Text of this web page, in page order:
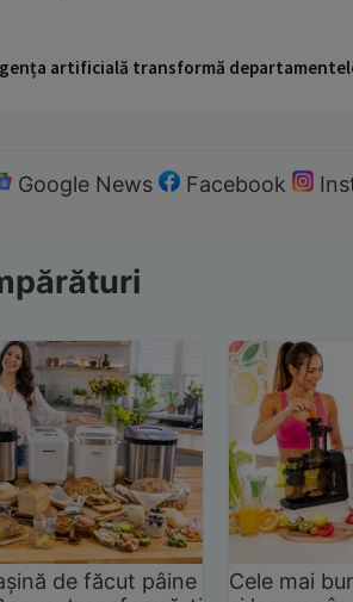
artificială transformă
Google News Facebook
de făcut pâine
Cele mai